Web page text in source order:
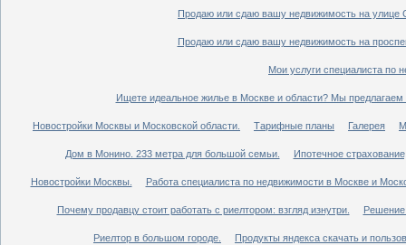
Продаю или сдаю вашу недвижимость на улице
Продаю или сдаю вашу недвижимость на
Мои услуги специалиста по
Ищете идеальное жилье в Москве и области? Мы
Новостройки Москвы и Московской области. Тарифные планы Галерея
Дом в Монино. 233 метра для большой семьи. Ипотечное
Новостройки Москвы. Работа специалиста по недвижимости в Москве и
Почему продавцу стоит работать с риелтором: взгляд изнутри.
Риелтор в большом городе. Продукты яндекса скачать и